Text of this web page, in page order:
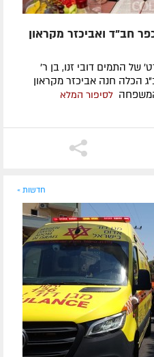
חב"ד ואביכזר מקראון
של התמים דובי זנו, בן ר'
הכלה חנה אביכזר מקראון
לסיפור המלא
חדשות »